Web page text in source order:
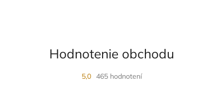
Hodnotenie obchodu
5,0 465 hodnotení